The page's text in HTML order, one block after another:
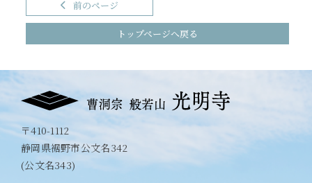
前のページ
トップページへ戻る
〒410-1112
静岡県裾野市公文名342
(公文名343)